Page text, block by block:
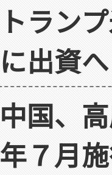
トラン
に出資へ
中国、
年７月